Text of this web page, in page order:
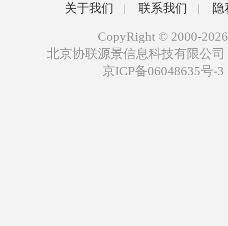
关于我们 | 联系我们 |
CopyRight © 2000-2026
北京协联源景信息科技有限公
京ICP备06048635号-3